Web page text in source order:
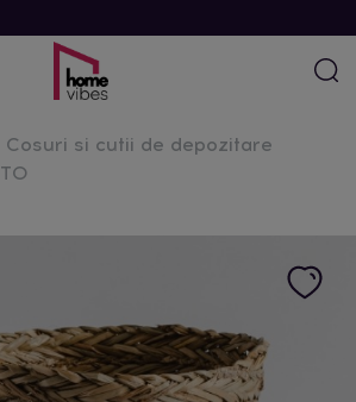
Cosuri si cutii de depozitare